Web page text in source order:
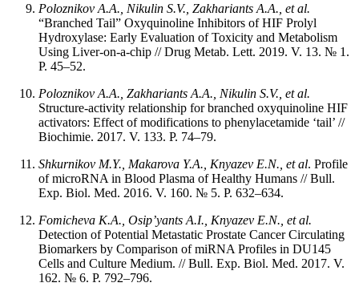
Poloznikov A.A., Nikulin S.V., Zakhariants A.A., et al.
“Branched Tail” Oxyquinoline Inhibitors of HIF Prolyl
Hydroxylase: Early Evaluation of Toxicity and Metabolism
Using Liver-on-a-chip // Drug Metab. Lett. 2019. V. 13. № 1.
P. 45–52.
Poloznikov A.A., Zakhariants A.A., Nikulin S.V., et al.
Structure-activity relationship for branched oxyquinoline HIF
activators: Effect of modifications to phenylacetamide ‘tail’ //
Biochimie. 2017. V. 133. P. 74–79.
Shkurnikov M.Y., Makarova Y.A., Knyazev E.N., et al. Profile
of microRNA in Blood Plasma of Healthy Humans // Bull.
Exp. Biol. Med. 2016. V. 160. № 5. P. 632–634.
Fomicheva K.A., Osip’yants A.I., Knyazev E.N., et al.
Detection of Potential Metastatic Prostate Cancer Circulating
Biomarkers by Comparison of miRNA Profiles in DU145
Cells and Culture Medium. // Bull. Exp. Biol. Med. 2017. V.
162. № 6. P. 792–796.